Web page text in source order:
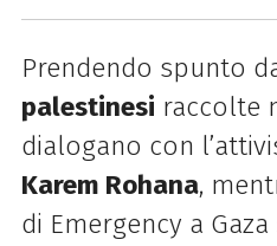
Prendendo spunto
palestinesi raccolte
dialogano con
Karem Rohana,
di Emergency a